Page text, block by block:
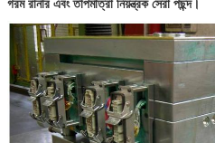
গরম রানার এবং তাপমাত্রা নিয়ন্ত্রক সেরা পছন্দ।